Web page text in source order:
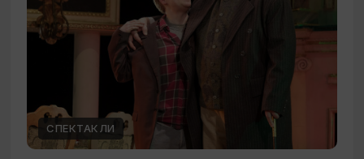
СПЕКТАКЛИ